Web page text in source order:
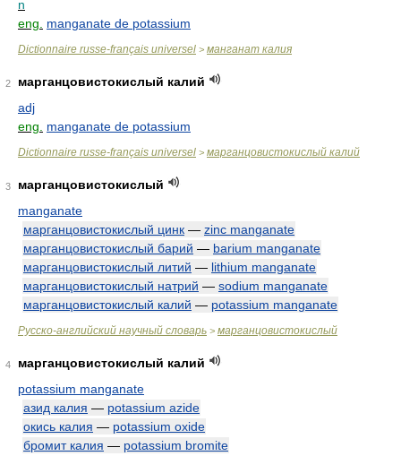
n
eng.
manganate de potassium
Dictionnaire russe-français universel > манганат калия
2
марганцовистокислый калий
adj
eng.
manganate de potassium
Dictionnaire russe-français universel > марганцовистокислый калий
3
марганцовистокислый
manganate
марганцовистокислый цинк — zinc manganate
марганцовистокислый барий — barium manganate
марганцовистокислый литий — lithium manganate
марганцовистокислый натрий — sodium manganate
марганцовистокислый калий — potassium manganate
Русско-английский научный словарь > марганцовистокислый
4
марганцовистокислый калий
potassium manganate
азид калия — potassium azide
окись калия — potassium oxide
бромит калия — potassium bromite